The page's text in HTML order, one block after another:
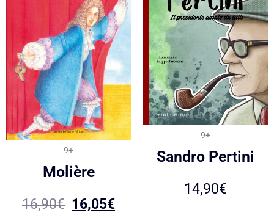
9+
Molière
16,90€ 16,05€
9+
Sandro Pertini
14,90€